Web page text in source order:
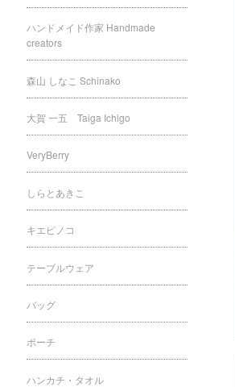
ハンドメイド作家 Handmade
creators
森山 しなこ Schinako
大賀 一五 Taiga Ichigo
VeryBerry
しらとあきこ
キエピノコ
テーブルウェア
バッグ
ポーチ
ハンカチ・タオル